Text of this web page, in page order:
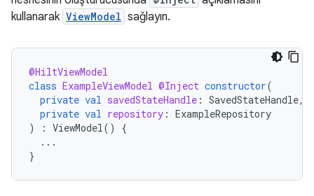
kullanarak ViewModel sağlayın.
@HiltViewModel
class ExampleViewModel @Inject constructor(
private val savedStateHandle : SavedStateHandle,
private val repository : ExampleRepository
)
: ViewModel()
{
...
}